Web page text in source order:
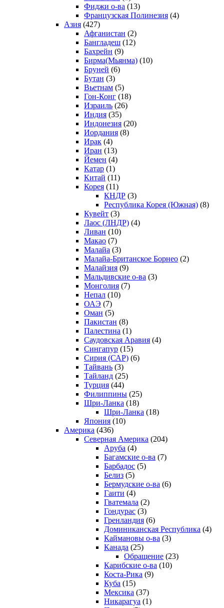
Фиджи о-ва (13)
Французская Полинезия (4)
Азия (427)
Афганистан (2)
Бангладеш (12)
Бахрейн (9)
Бирма(Мьянма) (10)
Бруней (6)
Бутан (3)
Вьетнам (5)
Гон-Конг (18)
Израиль (26)
Индия (35)
Индонезия (20)
Иордания (8)
Ирак (4)
Иран (13)
Йемен (4)
Катар (1)
Китай (11)
Корея (11)
КНДР (3)
Республика Корея (Южная) (8)
Кувейт (3)
Лаос (ЛНДР) (4)
Ливан (10)
Макао (7)
Малайа (3)
Малайа-Британское Борнео (2)
Малайзия (9)
Мальдивские о-ва (3)
Монголия (7)
Непал (10)
ОАЭ (7)
Оман (5)
Пакистан (8)
Палестина (1)
Саудовская Аравия (4)
Сингапур (15)
Сирия (САР) (6)
Тайвань (3)
Тайланд (25)
Турция (44)
Филиппины (25)
Шри-Ланка (18)
Шри-Ланка (18)
Япония (10)
Америка (436)
Северная Америка (204)
Аруба (4)
Багамские о-ва (7)
Барбадос (5)
Белиз (5)
Бермудские о-ва (6)
Гаити (4)
Гватемала (2)
Гондурас (3)
Гренландия (6)
Доминиканская Республика (4)
Каймановы о-ва (3)
Канада (25)
Обращение (23)
Карибские о-ва (10)
Коста-Рика (9)
Куба (15)
Мексика (37)
Никарагуа (1)